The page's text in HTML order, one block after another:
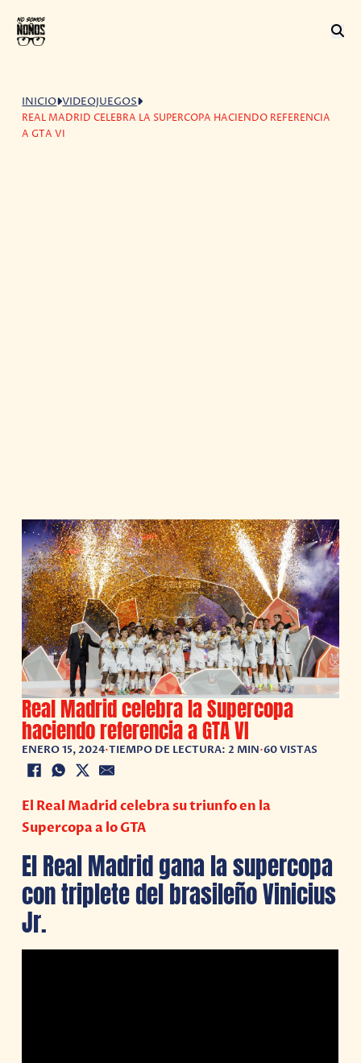
INICIO VIDEOJUEGOS
REAL MADRID CELEBRA LA SUPERCOPA HACIENDO REFERENCIA
A GTA VI
Real Madrid celebra la Supercopa
haciendo referencia a GTA VI
ENERO 15, 2024•TIEMPO DE LECTURA: 2 MIN•60 VISTAS
El Real Madrid celebra su triunfo en la
Supercopa a lo GTA
El Real Madrid gana la supercopa
con triplete del brasileño Vinicius
Jr.